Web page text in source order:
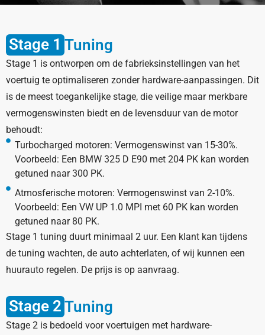
Stage 1 Tuning
Stage 1 is ontworpen om de fabrieksinstellingen van het
voertuig te optimaliseren zonder hardware-aanpassingen. Dit
is de meest toegankelijke stage, die veilige maar merkbare
vermogenswinsten biedt en de levensduur van de motor
behoudt:
Turbocharged motoren: Vermogenswinst van 15-30%.
Voorbeeld: Een BMW 325 D E90 met 204 PK kan worden
getuned naar 300 PK.
Atmosferische motoren: Vermogenswinst van 2-10%.
Voorbeeld: Een VW UP 1.0 MPI met 60 PK kan worden
getuned naar 80 PK.
Stage 1 tuning duurt minimaal 2 uur. Een klant kan tijdens
de tuning wachten, de auto achterlaten, of wij kunnen een
huurauto regelen. De prijs is op aanvraag.
Stage 2 Tuning
Stage 2 is bedoeld voor voertuigen met hardware-